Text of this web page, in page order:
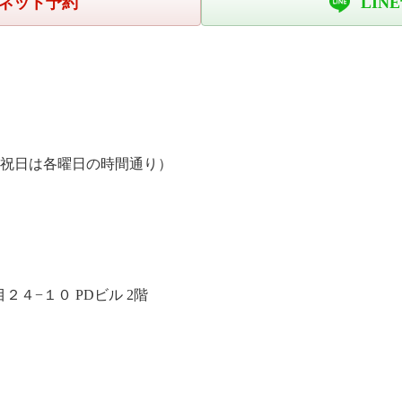
日は各曜日の時間通り）
４−１０ PDビル 2階